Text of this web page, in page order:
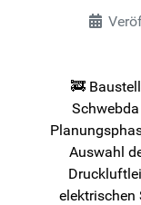
🚒
Auswahl
elektrischen